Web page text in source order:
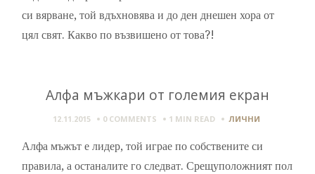
си вярване, той вдъхновява и до ден днешен хора от
цял свят. Какво по възвишено от това?!
Алфа мъжкари от големия екран
12.11.2015 0 COMMENTS 1 MIN READ ЛИЧНИ
Алфа мъжът е лидер, той играе по собствените си
правила, а останалите го следват. Срещуположният пол